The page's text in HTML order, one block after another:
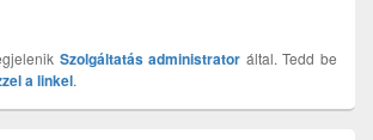
Szolgáltatás administrator által. Tedd be
a linkel.